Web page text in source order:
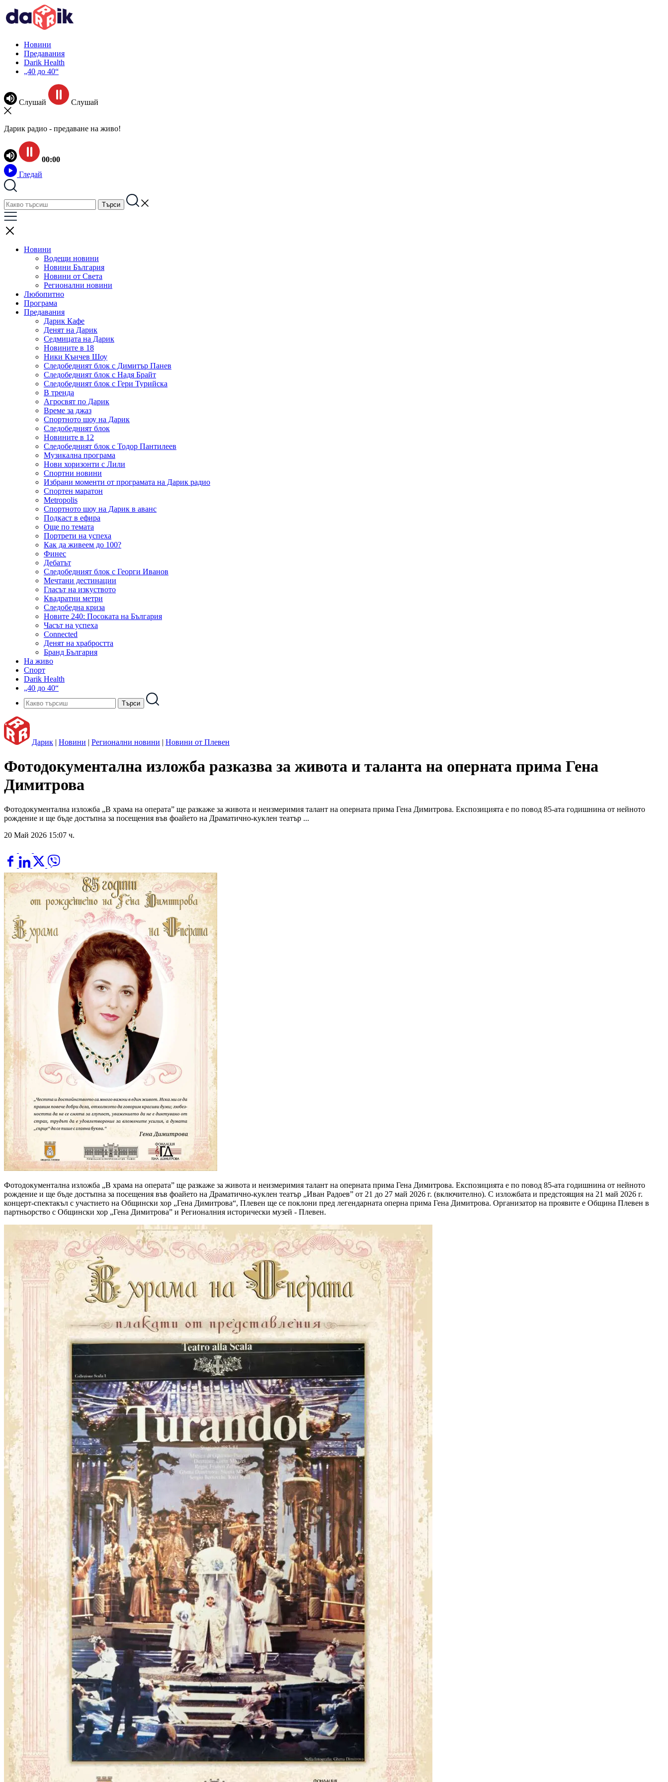
Новини
Предавания
Darik Health
„40 до 40“
Слушай Слушай
Дарик радио - предаване на живо!
00:00
Гледай
Новини
Водещи новини
Новини България
Новини от Света
Регионални новини
Любопитно
Програма
Предавания
Дарик Кафе
Денят на Дарик
Седмицата на Дарик
Новините в 18
Ники Кънчев Шоу
Следобедният блок с Димитър Панев
Следобедният блок с Надя Брайт
Следобедният блок с Гери Турийска
В тренда
Агросвят по Дарик
Време за джаз
Спортното шоу на Дарик
Следобедният блок
Новините в 12
Следобедният блок с Тодор Пантилеев
Музикална програма
Нови хоризонти с Лили
Спортни новини
Избрани моменти от програмата на Дарик радио
Спортен маратон
Metropolis
Спортното шоу на Дарик в аванс
Подкаст в ефира
Още по темата
Портрети на успеха
Как да живеем до 100?
Финес
Дебатът
Следобедният блок с Георги Иванов
Мечтани дестинации
Гласът на изкуството
Квадратни метри
Следобедна криза
Новите 240: Посоката на България
Часът на успеха
Connected
Денят на храбростта
Бранд България
На живо
Спорт
Darik Health
„40 до 40“
Дарик | Новини | Регионални новини | Новини от Плевен
Фотодокументална изложба разказва за живота и таланта на оперната прима Гена
Димитрова
Фотодокументална изложба „В храма на операта” ще разкаже за живота и неизмеримия талант на оперната прима Гена Димитрова. Експозицията е по повод 85-ата годишнина от нейното
рождение и ще бъде достъпна за посещения във фоайето на Драматично-куклен театър ...
20 Май 2026 15:07 ч.
Фотодокументална изложба „В храма на операта” ще разкаже за живота и неизмеримия талант на оперната прима Гена Димитрова. Експозицията е по повод 85-ата годишнина от нейното
рождение и ще бъде достъпна за посещения във фоайето на Драматично-куклен театър „Иван Радоев” от 21 до 27 май 2026 г. (включително). С изложбата и предстоящия на 21 май 2026 г.
концерт-спектакъл с участието на Общински хор „Гена Димитрова“, Плевен ще се поклони пред легендарната оперна прима Гена Димитрова. Организатор на проявите е Община Плевен в
партньорство с Общински хор „Гена Димитрова” и Регионалния исторически музей - Плевен.